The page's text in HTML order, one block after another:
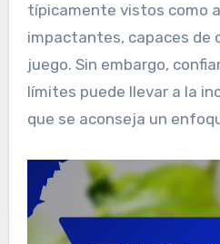
típicamente vistos como
impactantes, capaces de
juego. Sin embargo,
límites puede llevar a la
que se aconseja un